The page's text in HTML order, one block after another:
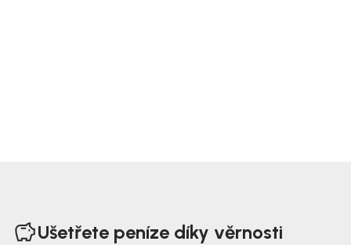
Ušetřete peníze díky věrnosti